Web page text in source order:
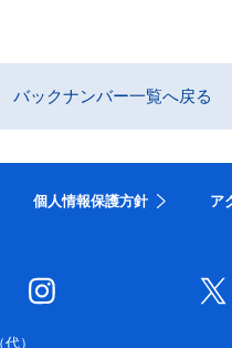
バックナンバー一覧へ戻る
個人情報保護方針 ア
）